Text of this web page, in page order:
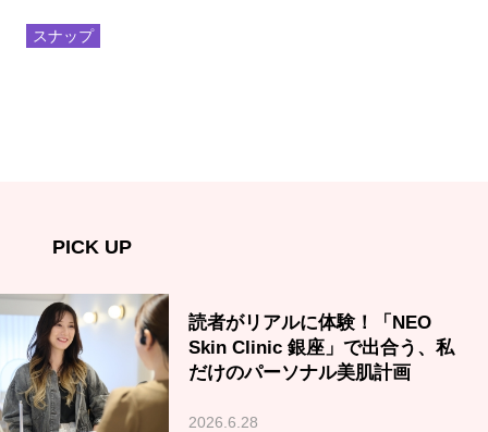
スナップ
PICK UP
読者がリアルに体験！「NEO
Skin Clinic 銀座」で出合う、私
だけのパーソナル美肌計画
2026.6.28